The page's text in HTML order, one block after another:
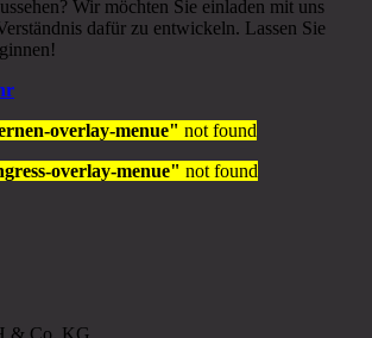
Wir möchten Sie einladen mit uns
dafür zu entwickeln. Lassen Sie
overlay-menue" not found
overlay-menue" not found